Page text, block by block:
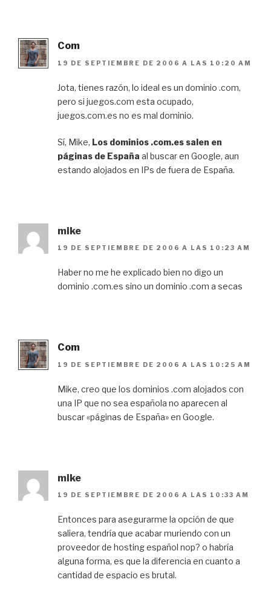
Com
19 DE SEPTIEMBRE DE 2006 A LAS 10:20 AM
Jota, tienes razón, lo ideal es un dominio .com,
pero si juegos.com esta ocupado,
juegos.com.es no es mal dominio.
Sí, Mike, Los dominios .com.es salen en
páginas de España al buscar en Google, aun
estando alojados en IPs de fuera de España.
mike
19 DE SEPTIEMBRE DE 2006 A LAS 10:23 AM
Haber no me he explicado bien no digo un
dominio .com.es sino un dominio .com a secas
Com
19 DE SEPTIEMBRE DE 2006 A LAS 10:25 AM
Mike, creo que los dominios .com alojados con
una IP que no sea española no aparecen al
buscar «páginas de España» en Google.
mike
19 DE SEPTIEMBRE DE 2006 A LAS 10:33 AM
Entonces para asegurarme la opción de que
saliera, tendría que acabar muriendo con un
proveedor de hosting español nop? o habría
alguna forma, es que la diferencia en cuanto a
cantidad de espacio es brutal.